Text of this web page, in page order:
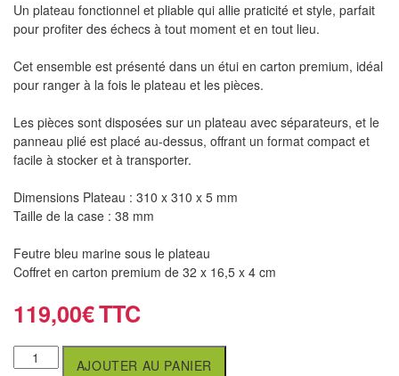
Livres
en
anglais
Livres
en
français
Accessoires
Jeux
société
Jeux
Un plateau fonctionnel et pliable qui allie praticité et style, parfait
pour profiter des échecs à tout moment et en tout lieu.
Cet ensemble est présenté dans un étui en carton premium, idéal
pour ranger à la fois le plateau et les pièces.
Les pièces sont disposées sur un plateau avec séparateurs, et le
panneau plié est placé au-dessus, offrant un format compact et
facile à stocker et à transporter.
Dimensions Plateau : 310 x 310 x 5 mm
Taille de la case : 38 mm
Feutre bleu marine sous le plateau
Coffret en carton premium de 32 x 16,5 x 4 cm
119,00€
AJOUTER AU PANIER